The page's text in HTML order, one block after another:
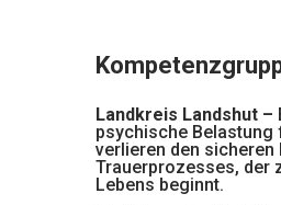
Landkreis Landshut –
psychische Belastung
verlieren den sicheren
Trauerprozesses, der
Lebens beginnt.